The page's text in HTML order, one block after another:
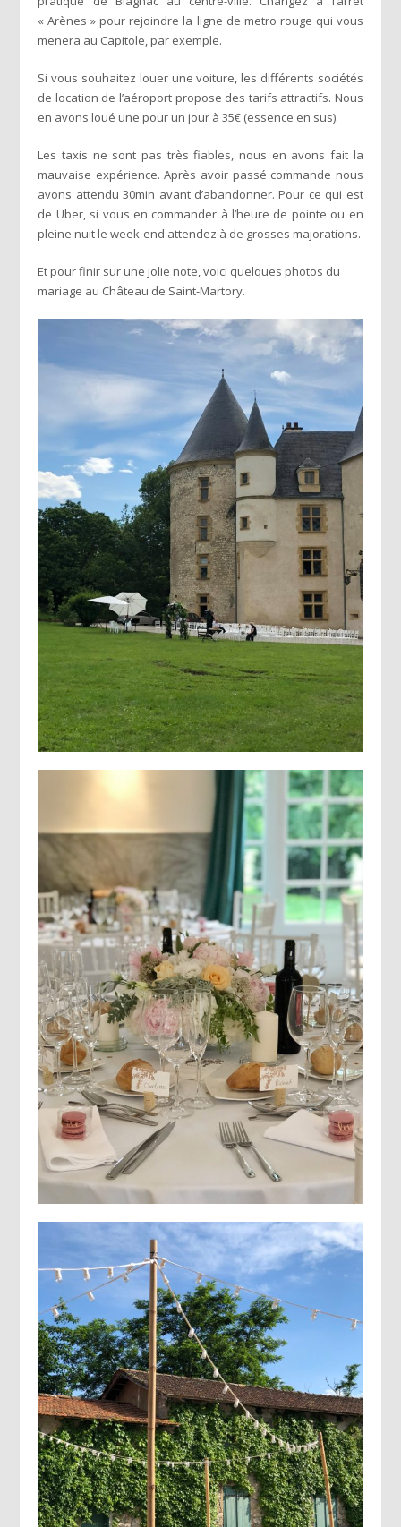
« Arènes » pour rejoindre la ligne de metro rouge qui vous
menera au Capitole, par exemple.
Si vous souhaitez louer une voiture, les différents sociétés
de location de l’aéroport propose des tarifs attractifs. Nous
en avons loué une pour un jour à 35€ (essence en sus).
Les taxis ne sont pas très fiables, nous en avons fait la
mauvaise expérience. Après avoir passé commande nous
avons attendu 30min avant d’abandonner. Pour ce qui est
de Uber, si vous en commander à l’heure de pointe ou en
pleine nuit le week-end attendez à de grosses majorations.
Et pour finir sur une jolie note, voici quelques photos du
mariage au Château de Saint-Martory.